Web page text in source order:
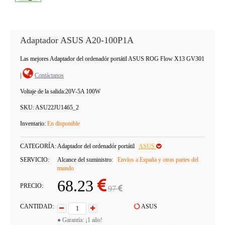
Adaptador ASUS A20-100P1A
Las mejores Adaptador del ordenadór portátil ASUS ROG Flow X13 GV301
| Contáctanos
Voltaje de la salida:20V-5A 100W
SKU:ASU22JU1465_2
Inventario: En disponible
CATEGORÍA:Adaptador del ordenadór portátil
ASUS
SERVICIO:
Alcance del suministro:
Envíos a España y otras partes del
mundo
PRECIO: 68.23 97
CANTIDAD:
ASUS
● Garantía: ¡1 año!